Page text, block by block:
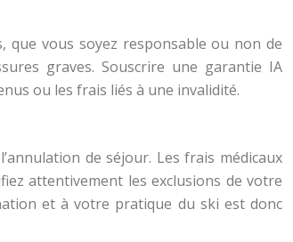
que vous soyez responsable ou non de
graves. Souscrire une garantie IA
ou les frais liés à une invalidité.
de séjour. Les frais médicaux
attentivement les exclusions de votre
et à votre pratique du ski est donc